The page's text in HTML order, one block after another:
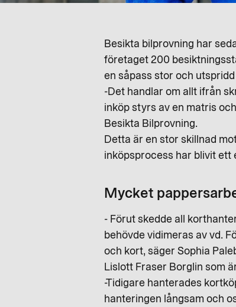
Besikta bilprovning har
företaget 200
en såpass stor och
-Det handlar om allt ifrån
inköp styrs av en matris
Besikta Bilprovning.
Detta är en stor skillnad
inköpsprocess har blivit
Mycket
- Förut skedde all
behövde vidimeras av vd.
och kort, säger Sophia
Lislott Fraser Borglin som
-Tidigare hanterades
hanteringen långsam och